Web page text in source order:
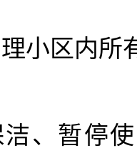
小区内所
、暂停